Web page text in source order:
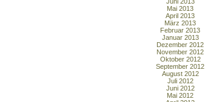
Mai 2013
April 2013
März 2013
Februar 2013
Januar 2013
Dezember 2012
November 2012
Oktober 2012
September 2012
August 2012
Juli 2012
Juni 2012
Mai 2012